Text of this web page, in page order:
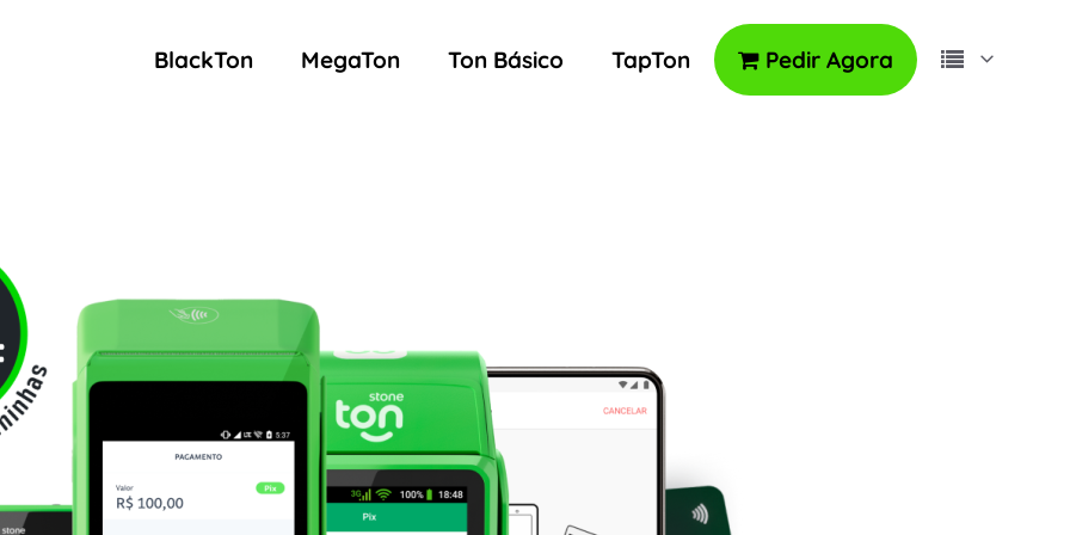
BlackTon MegaTon Ton Básico TapTon Pedir Agora